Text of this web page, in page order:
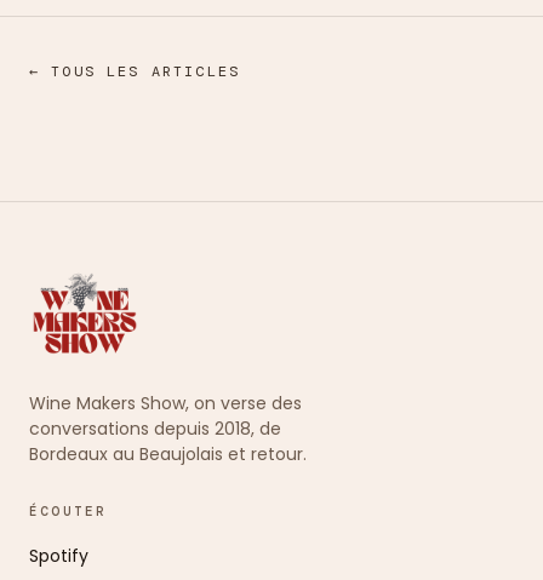
← TOUS LES ARTICLES
Wine Makers Show, on verse des
conversations depuis 2018, de
Bordeaux au Beaujolais et retour.
ÉCOUTER
Spotify